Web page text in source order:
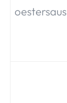
oestersaus